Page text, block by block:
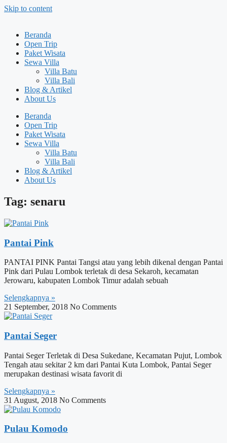
Skip to content
Beranda
Open Trip
Paket Wisata
Sewa Villa
Villa Batu
Villa Bali
Blog & Artikel
About Us
Beranda
Open Trip
Paket Wisata
Sewa Villa
Villa Batu
Villa Bali
Blog & Artikel
About Us
Tag: senaru
Pantai Pink
PANTAI PINK Pantai Tangsi atau yang lebih dikenal dengan Pantai
Pink dari Pulau Lombok terletak di desa Sekaroh, kecamatan
Jerowaru, kabupaten Lombok Timur adalah sebuah
Selengkapnya »
21 September, 2018 No Comments
Pantai Seger
Pantai Seger Terletak di Desa Sukedane, Kecamatan Pujut, Lombok
Tengah atau sekitar 2 km dari Pantai Kuta Lombok, Pantai Seger
merupakan destinasi wisata favorit di
Selengkapnya »
31 August, 2018 No Comments
Pulau Komodo